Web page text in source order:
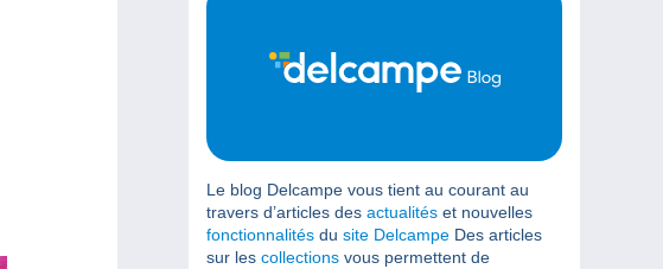
Le blog Delcampe vous tient au courant au
travers d’articles des actualités et nouvelles
fonctionnalités du site Delcampe Des articles
sur les collections vous permettent de